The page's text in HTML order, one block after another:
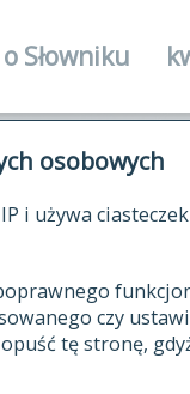
osobowych
i używa
czy
tę stronę,
o Słowniku
historia
publikacje
autorzy tekstów
zasady